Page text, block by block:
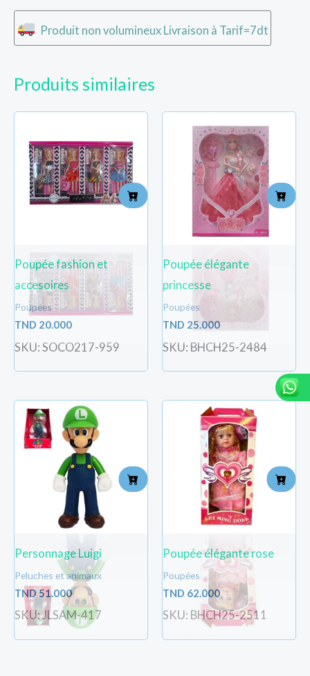
Produit non volumineux Livraison à Tarif=7dt
Produits similaires
Poupée fashion et
accesoires
Poupées
TND 20.000
SKU: SOCO217-959
Poupée élégante
princesse
Poupées
TND 25.000
SKU: BHCH25-2484
Personnage Luigi
Peluches et animaux
TND51.000
SKU: JLSAM-417
Poupée élégante rose
Poupées
TND 62.000
SKU: BHCH25-2511